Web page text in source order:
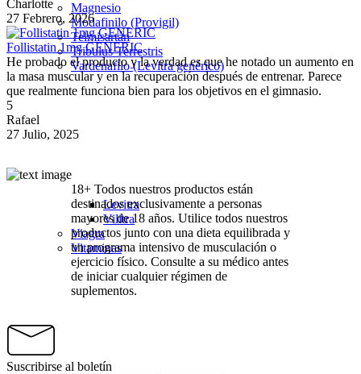
Magnesio
Modafinilo (Provigil)
Telmisartán
Tribulus Terrestris
Vardenafilo (Levitra genérico)
Levitra
Vilitra
Viagra
Vitaminas
Charlotte
27 Febrero, 2026
Follistatin 1mg GENERIC
He probado el producto y la verdad es que he notado un aumento en
la masa muscular y en la recuperación después de entrenar. Parece
que realmente funciona bien para los objetivos en el gimnasio.
5
Rafael
27 Julio, 2025
18+ Todos nuestros productos están
destinados exclusivamente a personas
mayores de 18 años. Utilice todos nuestros
productos junto con una dieta equilibrada y
un programa intensivo de musculación o
ejercicio físico. Consulte a su médico antes
de iniciar cualquier régimen de
suplementos.
Suscribirse al boletín